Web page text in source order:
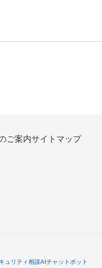
ご案内サイトマップ
ュリティ相談AIチャットボット